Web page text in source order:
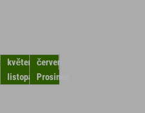
květen
červen
listopad Prosinec